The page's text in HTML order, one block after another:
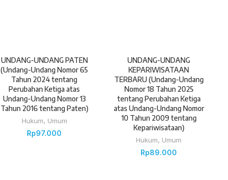
UNDANG-UNDANG PATEN
(Undang-Undang Nomor 65
Tahun 2024 tentang
Perubahan Ketiga atas
Undang-Undang Nomor 13
Tahun 2016 tentang Paten)
Hukum, Umum
Rp97.000
UNDANG-UNDANG
KEPARIWISATAAN
TERBARU (Undang-Undang
Nomor 18 Tahun 2025
tentang Perubahan Ketiga
atas Undang-Undang Nomor
10 Tahun 2009 tentang
Kepariwisataan)
Hukum, Umum
Rp89.000